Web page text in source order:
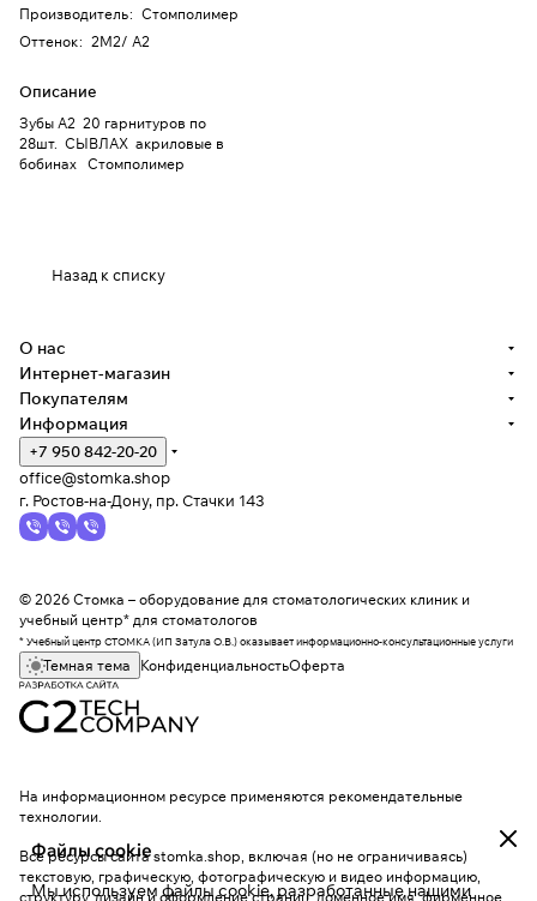
Производитель: Стомполимер
Оттенок: 2M2/ A2
Описание
Зубы А2 20 гарнитуров по
28шт. СЫВЛАХ акриловые в
бобинах Стомполимер
Назад к списку
Файлы cookie
Мы используем файлы cookie, разработанные нашими
О нас
Интернет-магазин
Покупателям
Информация
+7 950 842-20-20
office@stomka.shop
г. Ростов-на-Дону, пр. Стачки 143
© 2026 Стомка – оборудование для стоматологических клиник и
учебный центр* для стоматологов
* Учебный центр СТОМКА (ИП Затула О.В.) оказывает информационно-консультационные услуги
Темная тема КонфиденциальностьОферта
На информационном ресурсе применяются рекомендательные
технологии.
Все ресурсы сайта stomka.shop, включая (но не ограничиваясь)
текстовую, графическую, фотографическую и видео информацию,
структуру, дизайн и оформление страниц, доменное имя, фирменное